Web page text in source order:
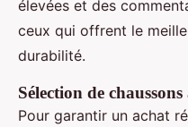
élevées et des
ceux qui offrent le
durabilité.
Sélection de
Pour garantir un achat